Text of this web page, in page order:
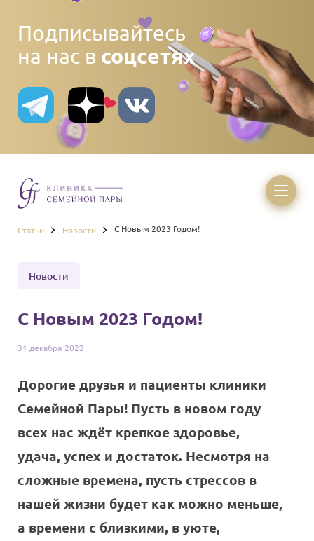
Подписывайтесь
на нас в соцсетях
Статьи Новости С Новым 2023 Годом!
Новости
С Новым 2023 Годом!
31 декабря 2022
Дорогие друзья и пациенты клиники
Семейной Пары! Пусть в новом году
всех нас ждёт крепкое здоровье,
удача, успех и достаток. Несмотря на
сложные времена, пусть стрессов в
нашей жизни будет как можно меньше,
а времени с близкими, в уюте,